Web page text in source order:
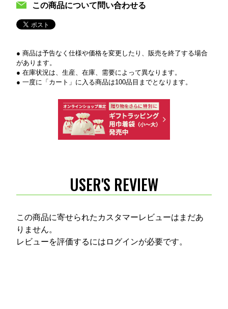
この商品について問い合わせる
● 商品は予告なく仕様や価格を変更したり、販売を終了する場合
があります。
● 在庫状況は、生産、在庫、需要によって異なります。
● 一度に「カート」に入る商品は100品目までとなります。
USER'S REVIEW
この商品に寄せられたカスタマーレビューはまだあ
りません。
レビューを評価するには ログインが必要です。